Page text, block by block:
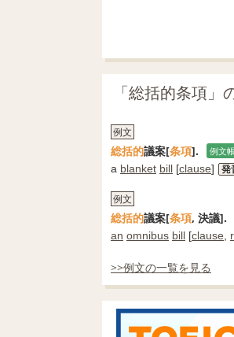
「総括的条項
例文
総括的議案[条項]. 例文
a blanket bill [clause] 発
例文
総括的議案[条項, 決議].
an omnibus bill [clause
>>例文の一覧を見る